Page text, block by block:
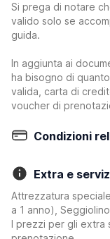
Si prega di notare
valido solo se
guida.
In aggiunta ai
ha bisogno di
valida, carta di
voucher di
Condizioni
Extra e
Attrezzatura
a 1 anno),
I prezzi per gli extra